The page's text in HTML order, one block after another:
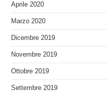
Aprile 2020
Marzo 2020
Dicembre 2019
Novembre 2019
Ottobre 2019
Settembre 2019